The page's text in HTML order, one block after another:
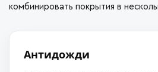
комбинировать покрытия в
Антидожди